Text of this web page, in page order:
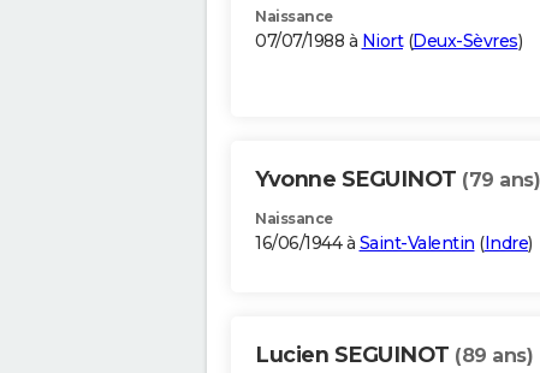
Naissance
07/07/1988 à Niort(Deux-Sèvres)
Yvonne SEGUINOT (79 ans)
Naissance
16/06/1944 à Saint-Valentin (Indre)
Lucien SEGUINOT (89 ans)